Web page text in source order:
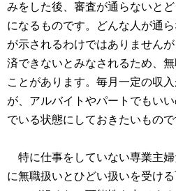
みをした後、審査が通らないと
になるものです。どんな人が通
が示されるわけではありません
済できないとみなされるため、
ことがあります。毎月一定の収
が、アルバイトやパートでもい
でいる状態にしておきたいもので
特に仕事をしていない専業主
に無職扱いとひどい扱いを受け